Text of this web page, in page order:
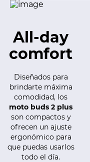
All-day
comfort
Diseñados para
brindarte máxima
comodidad, los
moto buds 2 plus
son compactos y
ofrecen un ajuste
ergonómico para
que puedas usarlos
todo el día.